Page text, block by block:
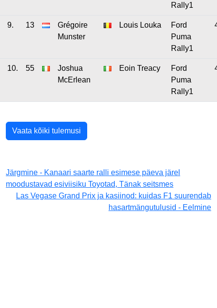
Rally1
9. 13
Grégoire
Munster
Louis Louka
Ford
Puma
Rally1
10. 55
Joshua
McErlean
Eoin Treacy
Ford
Puma
Rally1
Vaata kõiki tulemusi
Järgmine - Kanaari saarte ralli esimese päeva järel
moodustavad esiviisiku Toyotad, Tänak seitsmes
Las Vegase Grand Prix ja kasiinod: kuidas F1 suurendab
hasartmängutulusid - Eelmine